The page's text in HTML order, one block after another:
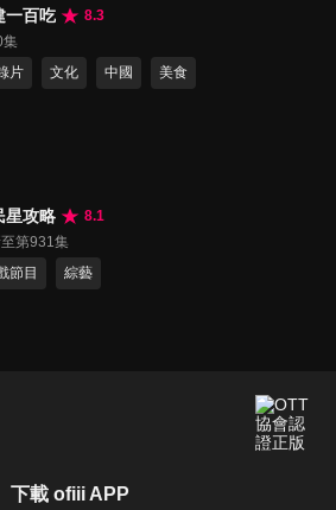
一百吃
8.3
集
片
文化 中國 美食
星攻略
8.1
第931集
節目
綜藝
下載 ofiii APP